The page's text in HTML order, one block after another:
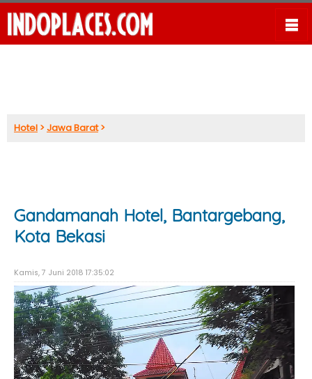
Hotel >Jawa Barat>
Gandamanah Hotel, Bantargebang,
Kota Bekasi
Kamis, 7 Juni 2018 17:35:02